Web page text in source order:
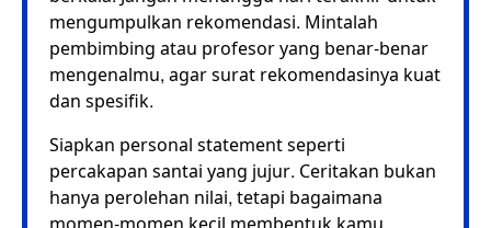
mengumpulkan rekomendasi. Mintalah
pembimbing atau profesor yang benar-benar
mengenalmu, agar surat rekomendasinya kuat
dan spesifik.
Siapkan personal statement seperti
percakapan santai yang jujur. Ceritakan bukan
hanya perolehan nilai, tetapi bagaimana